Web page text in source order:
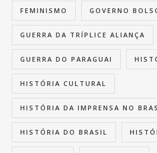
FEMINISMO GOVERNO
GUERRA DA TRÍPLICE ALIANÇA
GUERRA DO PARAGUAI
HISTÓRIA CULTURAL
HISTÓRIA DA IMPRENSA NO
HISTÓRIA DO BRASIL